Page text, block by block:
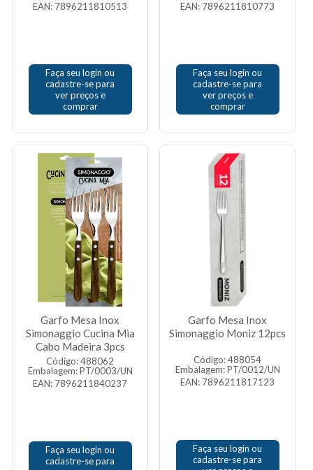
EAN: 7896211810513
Faça seu login ou
cadastre-se para
ver preços e
comprar
EAN: 7896211810773
Faça seu login ou
cadastre-se para
ver preços e
comprar
Garfo Mesa Inox
Simonaggio Cucina Mia
Cabo Madeira 3pcs
Código: 488062
Embalagem: PT/0003/UN
EAN: 7896211840237
Faça seu login ou
cadastre-se para
Garfo Mesa Inox
Simonaggio Moniz 12pcs
Código: 488054
Embalagem: PT/0012/UN
EAN: 7896211817123
Faça seu login ou
cadastre-se para